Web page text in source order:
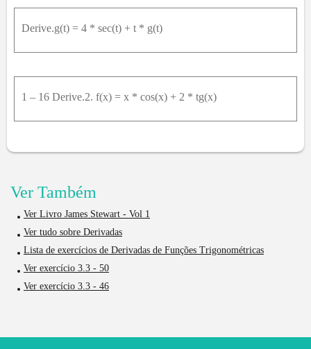
Derive.g(t) = 4 * sec(t) + t * g(t)
1 – 16 Derive.2. f(x) = x * cos(x) + 2 * tg(x)
Ver Também
Ver Livro James Stewart - Vol 1
Ver tudo sobre Derivadas
Lista de exercícios de Derivadas de Funções Trigonométricas
Ver exercício 3.3 - 50
Ver exercício 3.3 - 46